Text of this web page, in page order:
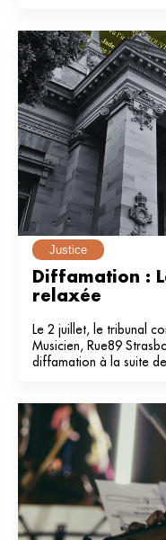
Justice
Diffamation :
relaxée
Le 2 juillet, le tribunal
Musicien, Rue89
diffamation à la suite